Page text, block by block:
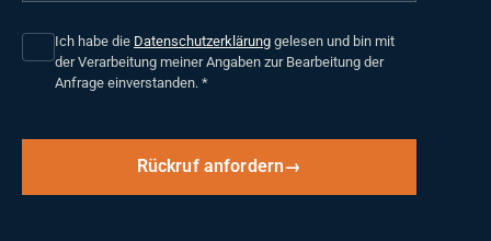
Ich habe die Datenschutzerklärung gelesen und bin mit
der Verarbeitung meiner Angaben zur Bearbeitung der
Anfrage einverstanden. *
Rückruf anfordern